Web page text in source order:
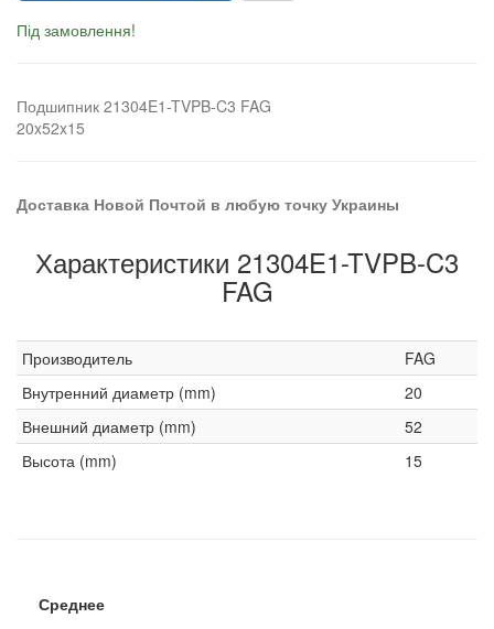
Під замовлення!
Подшипник 21304E1-TVPB-C3 FAG
20x52x15
Доставка Новой Почтой в любую точку Украины
Характеристики 21304E1-TVPB-C3
FAG
Производитель
FAG
Внутренний диаметр (mm)
20
Внешний диаметр (mm)
52
Высота (mm)
15
Среднее